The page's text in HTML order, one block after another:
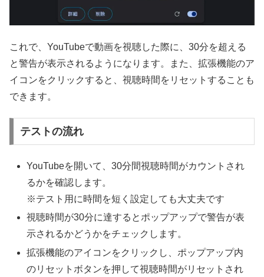
これで、YouTubeで動画を視聴した際に、30分を超える
と警告が表示されるようになります。また、拡張機能のア
イコンをクリックすると、視聴時間をリセットすることも
できます。
テストの流れ
YouTubeを開いて、30分間視聴時間がカウントされ
るかを確認します。
※テスト用に時間を短く設定しても大丈夫です
視聴時間が30分に達するとポップアップで警告が表
示されるかどうかをチェックします。
拡張機能のアイコンをクリックし、ポップアップ内
のリセットボタンを押して視聴時間がリセットされ